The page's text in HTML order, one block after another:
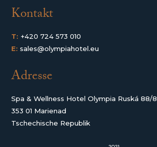
Kontakt
T: +420 724 573 010
E: sales@olympiahotel.eu
Adresse
Spa & Wellness Hotel Olympia Ruská 88/8
353 01 Marienad
Tschechische Republik